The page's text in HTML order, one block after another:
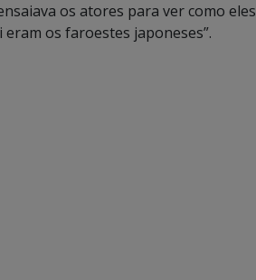
os atores para ver como eles
os faroestes japoneses”.